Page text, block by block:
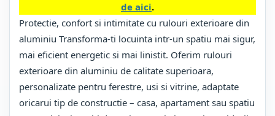
de aici.
Protectie, confort si intimitate cu rulouri exterioare din
aluminiu Transforma-ti locuinta intr-un spatiu mai sigur,
mai eficient energetic si mai linistit. Oferim rulouri
exterioare din aluminiu de calitate superioara,
personalizate pentru ferestre, usi si vitrine, adaptate
oricarui tip de constructie – casa, apartament sau spatiu